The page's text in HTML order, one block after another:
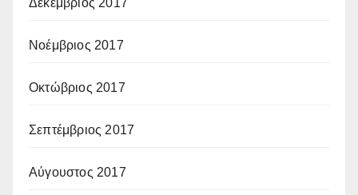
Δεκέμβριος 2017
Νοέμβριος 2017
Οκτώβριος 2017
Σεπτέμβριος 2017
Αύγουστος 2017